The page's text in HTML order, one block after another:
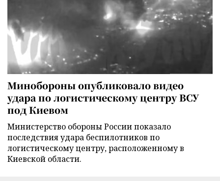
Минобороны опубликовало видео
удара по логистическому центру ВСУ
под Киевом
Министерство обороны России показало
последствия удара беспилотников по
логистическому центру, расположенному в
Киевской области.